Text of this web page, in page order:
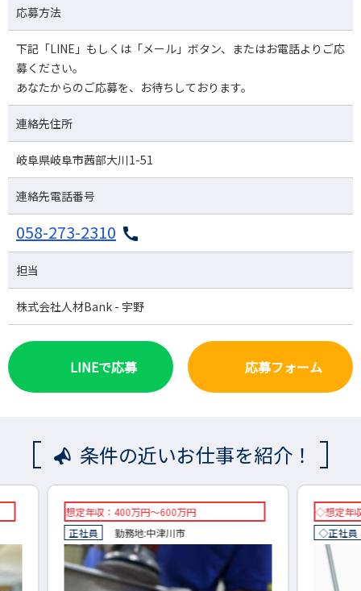
応募方法
下記「LINE」もしくは「メール」ボタン、またはお電話よりご応
募ください。
あなたからのご応募を、お待ちしております。
連絡先住所
岐阜県岐阜市茜部大川1-51
連絡先電話番号
058-273-2310
担当
株式会社人材Bank - 宇野
LINEで応募 応募フォーム
条件の近いお仕事を紹介！
◇想定年収：450～600万円（応相談）
◇正社員
勤務地:各務原市
◇想定
◇正